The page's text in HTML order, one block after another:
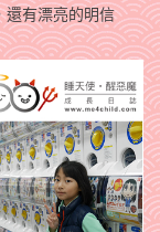
還有漂亮的明信